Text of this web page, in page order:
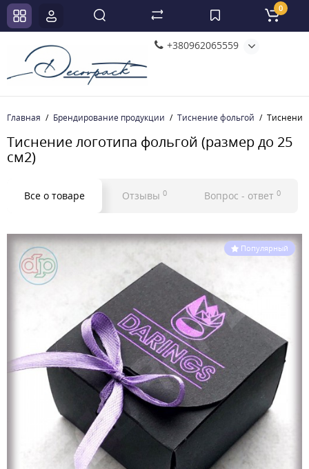
+380962065559
0
Главная Брендирование продукции Тиснение фольгой Тиснение
Тиснение логотипа фольгой (размер до 25
см2)
Все о товаре Отзывы 0 Вопрос - ответ 0
Популярный